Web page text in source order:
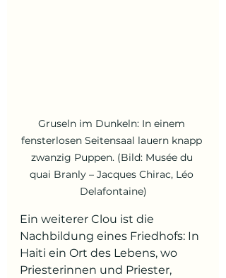
Gruseln im Dunkeln: In einem
fensterlosen Seitensaal lauern knapp
zwanzig Puppen. (Bild: Musée du
quai Branly – Jacques Chirac, Léo
Delafontaine)
Ein weiterer Clou ist die
Nachbildung eines Friedhofs: In
Haiti ein Ort des Lebens, wo
Priesterinnen und Priester,